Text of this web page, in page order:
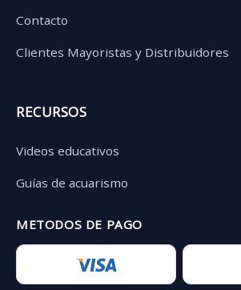
Contacto
Clientes Mayoristas y Distribuidores
RECURSOS
Videos educativos
Guías de acuarismo
METODOS DE PAGO